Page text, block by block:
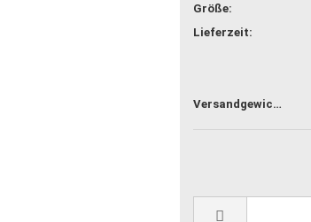
Größe:
Lieferzeit:
Versandgewicht: